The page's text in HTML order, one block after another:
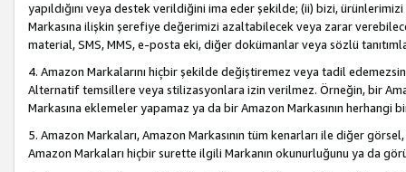
yapıldığını veya destek verildiğini ima eder şekilde; (ii) bizi,
Markasına ilişkin şerefiye değerimizi azaltabilecek veya zarar
material, SMS, MMS, e-posta eki, diğer dokümanlar veya sözlü
4. Amazon Markalarını hiçbir şekilde değiştiremez veya tadil
Alternatif temsillere veya stilizasyonlara izin verilmez. Örneğin, bir
Markasına eklemeler yapamaz ya da bir Amazon Markasının herhangi
5. Amazon Markaları, Amazon Markasının tüm kenarları ile diğer
Amazon Markaları hiçbir surette ilgili Markanın okunurluğunu ya da